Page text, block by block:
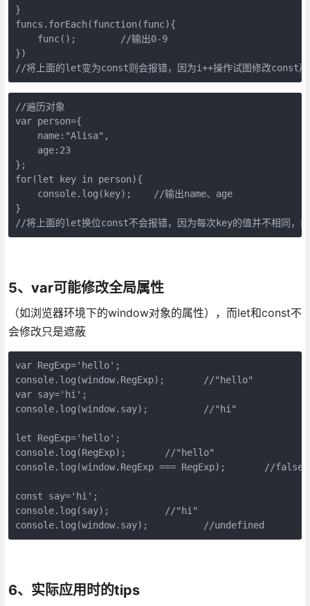
}
funcs.forEach(function(func){
    func();        //输出0-9
})
//将上面的let变为const则会报错，因为i++操作试图修改const声
//遍历对象
var person={
    name:"Alisa",
    age:23
};
for(let key in person){
    console.log(key);    //输出name、age
}
//将上面的let换位const不会报错，因为每次key的值并不相同，即
5、var可能修改全局属性
（如浏览器环境下的window对象的属性），而let和const不
会修改只是遮蔽
var RegExp='hello';
console.log(window.RegExp);       //"hello"
var say='hi';
console.log(window.say);          //"hi"
let RegExp='hello';
console.log(RegExp);       //"hello"
console.log(window.RegExp === RegExp);       //false
const say='hi';
console.log(say);          //"hi"
console.log(window.say);          //undefined
6、实际应用时的tips